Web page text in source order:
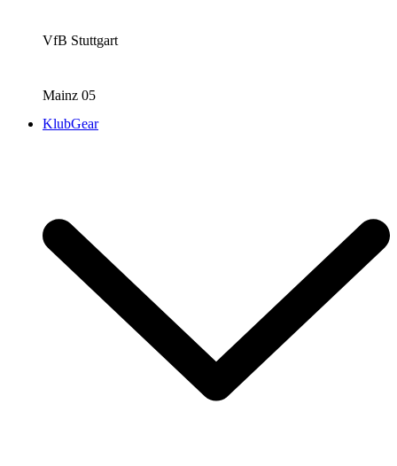
VfB Stuttgart
Mainz 05
KlubGear